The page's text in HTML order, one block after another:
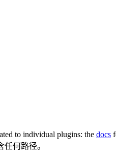
to individual plugins: the docs
何路径。